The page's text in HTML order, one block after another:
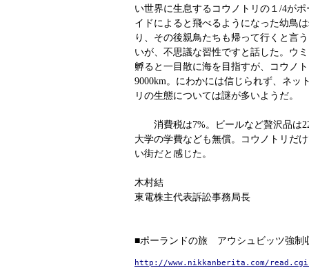
い世界に生息するコウノトリの１/4が
イドによると飛べるようになった幼鳥
り、その後親鳥たちも帰って行くと言
いが、不思議な習性ですと話した。ウ
孵ると一目散に海を目指すが、コウノ
9000km。にわかには信じられず、ネッ
リの生態については謎が多いようだ。
消費税は7%。ビールなど贅沢品は
大学の学費なども無償。コウノトリだ
い街だと感じた。
木村結
東電株主代表訴訟事務局長
■ポーランドの旅 アウシュビッツ強
http://www.nikkanberita.com/